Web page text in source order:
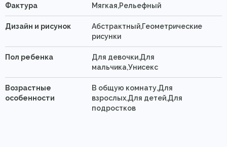
Фактура Мягкая,Рельефный
Дизайн и рисунок
Абстрактный,Геометрические
рисунки
Пол ребенка
Для девочки,Для
мальчика,Унисекс
Возрастные
особенности
В общую комнату,Для
взрослых,Для детей,Для
подростков